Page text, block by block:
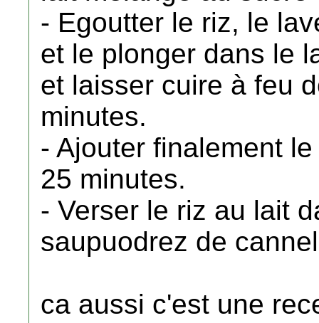
- Egoutter le riz, le
et le plonger dans le
et laisser cuire à feu
minutes.
- Ajouter finalement
25 minutes.
- Verser le riz au lait
saupuodrez de
ca aussi c'est une